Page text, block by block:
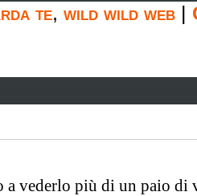
te, wild wild web
a vederlo più di un paio di